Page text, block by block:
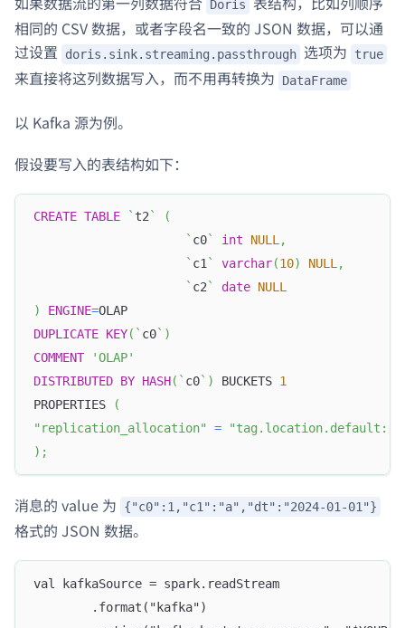
Doris
相同的 CSV 数据，或者字段名一致的 JSON 数据，可以通
过设置
doris.sink.streaming.passthrough 选项为 true
来直接将这列数据写入，而不用再转换为 DataFrame
以 Kafka 源为例。
假设要写入的表结构如下：
CREATE TABLE ` t2 `
(
` c0` int NULL ,
` c1 ` varchar(10) NULL ,
` c2 ` date NULL
)
ENGINE=OLAP
DUPLICATE KEY( ` c0` )
COMMENT
'OLAP'
DISTRIBUTED BY HASH( ` c0` ) BUCKETS 1
PROPERTIES
(
"replication_allocation"
=
"tag.location.default:
) ;
消息的 value 为 {"c0":1,"c1":"a","dt":"2024-01-01"}
格式的 JSON 数据。
val kafkaSource = spark.readStream
        .format("kafka")